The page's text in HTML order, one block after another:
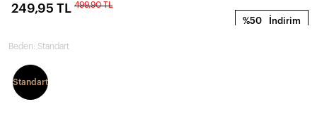
%50 İndirim
249,95 TL 499,90 TL
Beden: Standart
Standart